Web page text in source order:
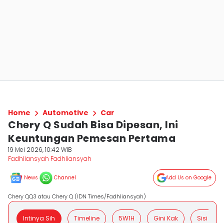
Home Automotive Car
Chery Q Sudah Bisa Dipesan, Ini
Keuntungan Pemesan Pertama
19 Mei 2026, 10:42 WIB
Fadhliansyah Fadhliansyah
News Channel Add Us on Google
Chery QQ3 atau Chery Q (IDN Times/Fadhliansyah)
Intinya Sih Timeline 5W1H Gini Kak Sisi